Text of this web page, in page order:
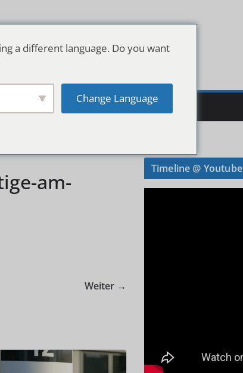
am-
Weiter →
Timeline @ Youtube
a different language. Do you want
Change Language